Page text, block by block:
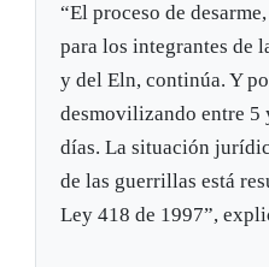
“El proceso de
para los integrantes de
y del Eln, continúa. Y
desmovilizando entre 5
días. La situación
de las guerrillas está
Ley 418 de 1997”,